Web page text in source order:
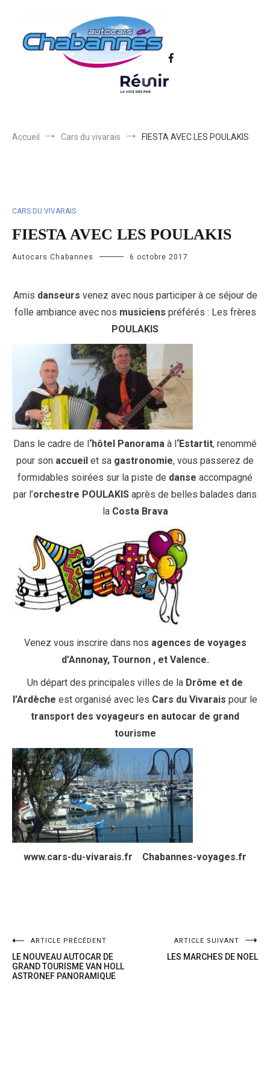
Autocars Chabannes | Transport en
Transport scolaire, Transports de personnel en Drôme Ardèche,
Transport touristique France et Europe
Accueil Cars du vivarais FIESTA AVEC LES POULAKIS
CARS DU VIVARAIS
FIESTA AVEC LES POULAKIS
Autocars Chabannes 6 octobre 2017
Amis danseurs venez avec nous participer à ce séjour de
folle ambiance avec nos musiciens préférés : Les frères
POULAKIS
Dans le cadre de l‘hôtel Panorama à l‘Estartit, renommé
pour son accueil et sa gastronomie, vous passerez de
formidables soirées sur la piste de danse accompagné
par l’orchestre POULAKIS après de belles balades dans
la Costa Brava
Venez vous inscrire dans nos agences de voyages
d’Annonay, Tournon , et Valence.
Un départ des principales villes de la Drôme et de
l’Ardèche est organisé avec les Cars du Vivarais pour le
transport des voyageurs en autocar de grand
tourisme
www.cars-du-vivarais.fr Chabannes-voyages.fr
ARTICLE PRÉCÉDENT
LE NOUVEAU AUTOCAR DE
GRAND TOURISME VAN HOLL
ASTRONEF PANORAMIQUE
ARTICLE SUIVANT
LES MARCHES DE NOEL